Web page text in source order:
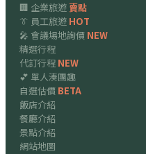
🏢 企業旅遊賣點
👔 員工旅遊 HOT
🎤 會議場地詢價 NEW
精選行程
代訂行程 NEW
💕 單人湊團趣
自選估價 BETA
飯店介紹
餐廳介紹
景點介紹
網站地圖